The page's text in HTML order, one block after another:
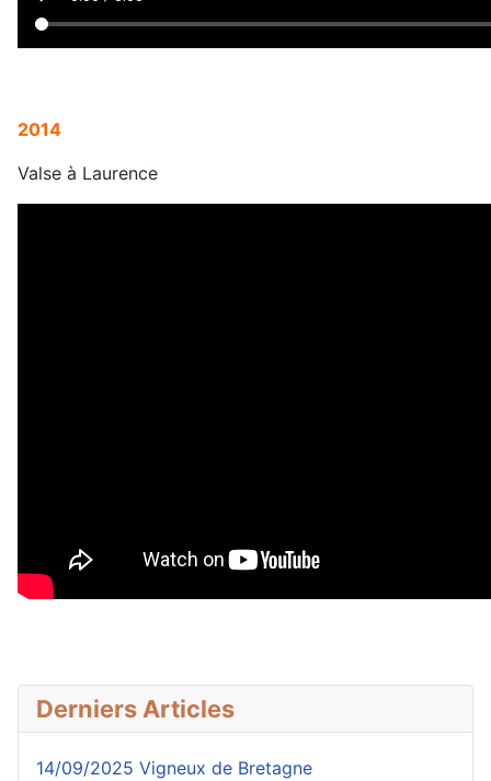
2014
Valse à Laurence
Derniers Articles
14/09/2025 Vigneux de Bretagne